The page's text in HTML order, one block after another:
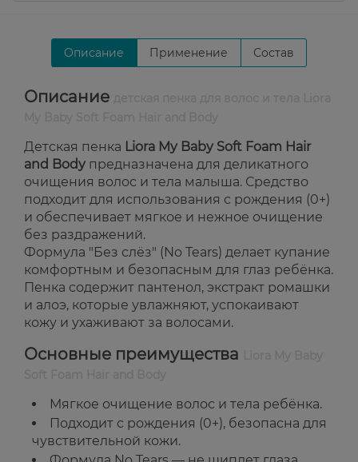
Описание Применение Состав
Описание
Детская пенка Liora My Baby Soft Foam Hair
and Body предназначена для деликатного
очищения волос и тела малыша. Средство
подходит для использования с рождения (0+)
и обеспечивает мягкое и нежное очищение
без раздражений.
Формула "Без слёз" (No Tears) делает купание
комфортным и безопасным для глаз ребёнка.
Пенка содержит пантенол, экстракт ромашки
и алоэ, которые увлажняют, успокаивают
кожу и ухаживают за волосами.
Основные преимущества
Мягкое очищение волос и тела ребёнка.
Подходит с рождения (0+), безопасна для
чувствительной кожи.